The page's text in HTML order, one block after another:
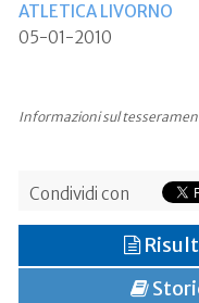
ATLETICA LIVORNO
05-01-2010
Informazioni sul
Condividi con